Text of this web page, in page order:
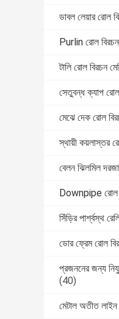
ডাবল লেয়ার রোল
Purlin রোল
টালি রোল বিরচন
সেতুবন্ধ ক্যাপ রোল
মেঝে দেক রোল
স্থায়ী কয়লাস্তর
বেলন ঝিলমিল
Downpipe রোল
সিঁড়ির পার্শ্বস্থ
ডোর ফ্রেম রোল
প্রজননের জন্য
(40)
মেটাল অতীত লাইন